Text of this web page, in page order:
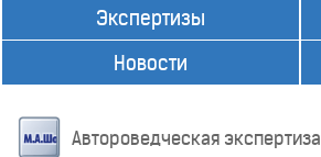
Экспертизы
Новости
Автороведческая экспертиза